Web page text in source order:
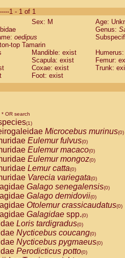
Saguinus labiatus(0)
Saguinus leucopus (0)
Saguinus mystax
Saguinus nigricollis (0)
Saguinus oedipus
Saguinus weddelli
Saguinusspp.
Cebus capucinus
Cebus nigrivittatus
Cebus spp.(0)
Saimiri boliviensis(0)
Saimiri sciureus(0)
Alouatta caraya(0)
Alouatta fusca(0)
Alouatta seniculus(0)
Alouattaspp.(0)
Ateles belzebuth(0)
Ateles geoffroyi(0)
Ateles paniscus(0)
Atelesspp.(0)
Lagothrix lagothricha(0)
Lagothrix lagothricha cana
Cacajao calvus
1 - 1 of 1
Sex: M
Age:
Genus:
oedipus
top Tamarin
Mandible: exist
Scapula: exist
Femur:
Coxae: exist
Trunk:
Foot: exist
* OR search
(1)
Microcebus murinus(0)
Eulemur fulvus(0)
Eulemur macaco(0)
Eulemur mongoz(0)
Lemur catta(0)
Varecia variegata(0)
Galago senegalensis(0)
Galago demidovii(0)
Otolemur crassicaudatus(0)
Galagidae spp.(0)
Loris tardigradus(0)
Nycticebus coucang(0)
Nycticebus pygmaeus(0)
Perodicticus potto(0)